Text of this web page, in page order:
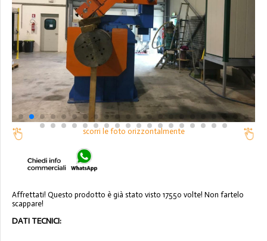
scorri le foto orizzontalmente
Affrettati! Questo prodotto è già stato visto 17550 volte! Non fartelo
scappare!
DATI TECNICI: